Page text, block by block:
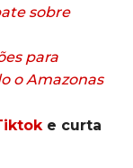
sobre
para
o Amazonas
e curta